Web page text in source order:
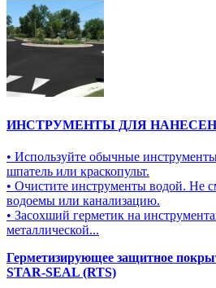
ИНСТРУМЕНТЫ ДЛЯ
• Используйте обычные
шпатель или краскопульт.
• Очистите инструменты водой. Не
водоемы или канализацию.
• Засохший герметик на
металлической...
Герметизирующее защитное
STAR-SEAL (RTS)